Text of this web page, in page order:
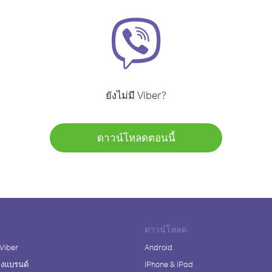
ยังไม่มี Viber?
ดาวน์โหลดตอนนี้
แบรนด์
ดาวน์โหลด
Android
iPhone & iPad